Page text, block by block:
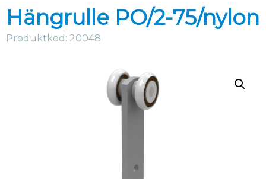
Hängrulle PO/2-75/nylon
Produktkod: 20048